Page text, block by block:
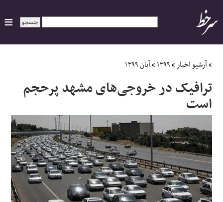
ایران
سیاسی
اقتصاد
ورزشی
جهان
اجتماعی
»آرشیو اخبار»۱۳۹۹»آبان ۱۳۹۹
ترافیک در خروجی‌های مشهد پرحجم
است